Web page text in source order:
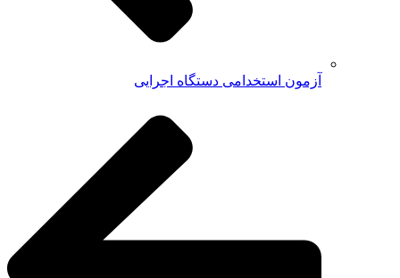
آزمون استخدامی دستگاه اجرایی